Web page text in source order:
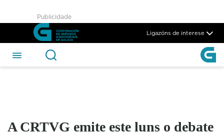
Skip to Main Content
A CRTVG emite este luns o
Publicidade
Ligazóns de interese
A CRTVG emite este luns o debate